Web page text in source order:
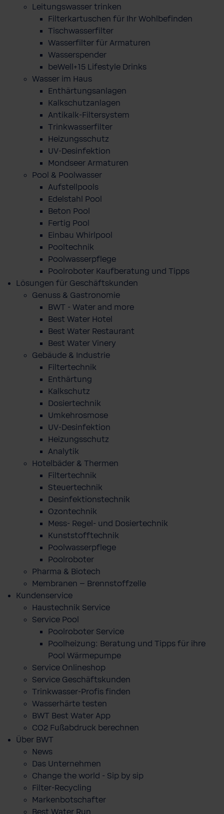
Leitungswasser trinken
Filterkartuschen für Ihr Wohlbefinden
Tischwasserfilter
Wasserfilter für Armaturen
Wasserspender
beWell+15 Lifestyle Drinks
Wasser im Haus
Enthärtungsanlagen
Kalkschutzanlagen
Antikalk-Filtersystem
Trinkwasserfilter
Heizungsschutz
UV-Desinfektion
Mondseer Armaturen
Pool & Poolwasser
Aufstellpools
Edelstahl Pool
Beton Pool
Fertig Pool
Einbau Whirlpool
Pooltechnik
Poolwasserpflege
Poolroboter Kaufberatung und Tipps
Lösungen für Geschäftskunden
Genuss & Gastronomie
BWT - Water and more
Best Water Hotel
Best Water Restaurant
Best Water Vinery
Gebäude & Industrie
Filtertechnik
Enthärtung
Kalkschutz
Dosiertechnik
Umkehrosmose
UV-Desinfektion
Heizungsschutz
Analytik
Hotelbäder & Thermen
Filtertechnik
Steuertechnik
Desinfektionstechnik
Ozontechnik
Mess- Regel- und Dosiertechnik
Kunststofftechnik
Poolwasserpflege
Poolroboter
Pharma & Biotech
Membranen – Brennstoffzelle
Kundenservice
Haustechnik Service
Service Pool
Poolroboter Service
Poolheizung: Beratung und Tipps für ihre
Pool Wärmepumpe
Service Onlineshop
Service Geschäftskunden
Trinkwasser-Profis finden
Wasserhärte testen
BWT Best Water App
CO2 Fußabdruck berechnen
Über BWT
News
Das Unternehmen
Change the world - Sip by sip
Filter-Recycling
Markenbotschafter
Best Water Run